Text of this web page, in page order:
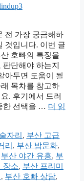
전 가장 궁금해하
것입니다. 이번 글
호빠의 특징을
단해야 하는지
아두면 도움이 될
목차를 참고하
. 후기에서 드러
한 선택을 … 더 읽
자리 , 부산 고급
리 , 부산 밤문화,
부산 야간 유흥, 부
장소, 부산 프리미
, 부산 호빠 상담,